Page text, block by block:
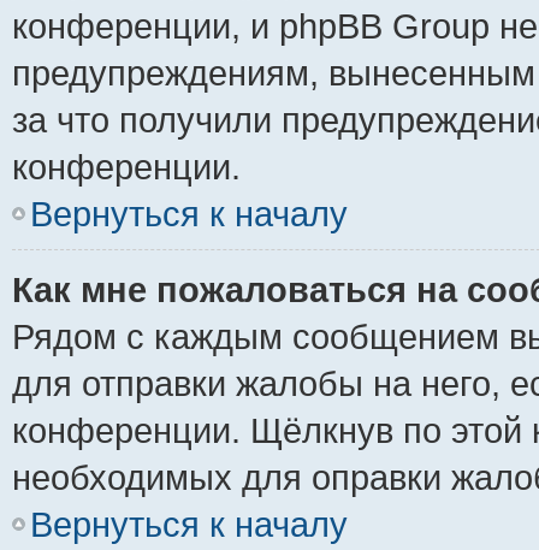
конференции, и phpBB Group
предупреждениям,
за что получили
конференции.
Вернуться к началу
Как мне пожаловаться на
Рядом с каждым сообщением
для отправки жалобы на него,
конференции. Щёлкнув по этой
необходимых для оправки
Вернуться к началу